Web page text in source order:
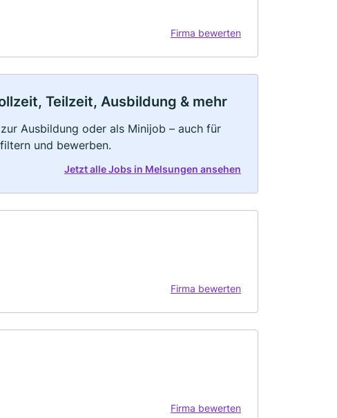
Firma bewerten
Teilzeit, Ausbildung & mehr
Ausbildung oder als Minijob – auch für
und bewerben.
Jetzt alle Jobs in Melsungen ansehen
Firma bewerten
Firma bewerten